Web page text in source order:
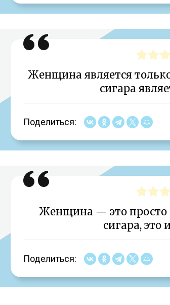
Женщина является
сигара
Поделиться:
Женщина — это
сигара, это
Поделиться: